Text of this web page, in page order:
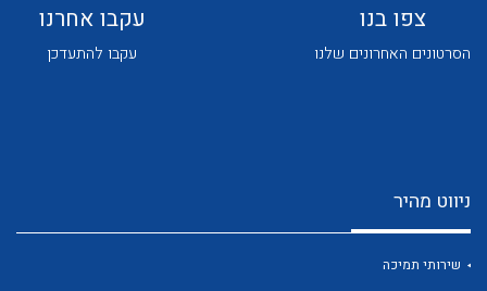
לכל מוצרי היצרן לכל מוצרי היצרן
לכל מוצרי היצרן
צפו בנו
הסרטונים האחרונים שלנו
עקבו אחרנו
עקבו להתעדכן
ניווט מהיר
שירותי תמיכה